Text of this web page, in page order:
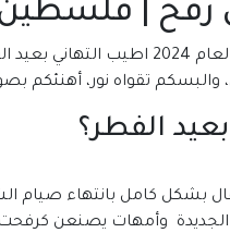
المكتبة العربية للكتب تتمني لكم
والبسكم تقواه نور، أهنئكم
الفطر؟
بشكل كامل بانتهاء صيام
الجديدة وأمهات يصنعن